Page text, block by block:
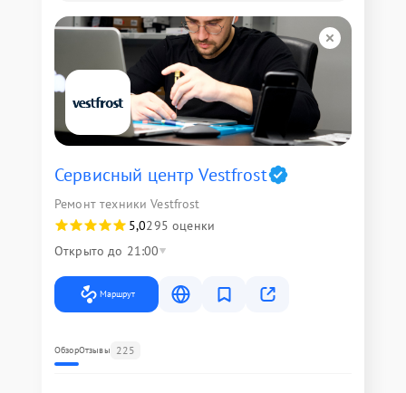
Сервисный центр Vestfrost
Ремонт техники Vestfrost
5,0295 оценки
Открыто до 21:00
Маршрут
ОбзорОтзывы 225